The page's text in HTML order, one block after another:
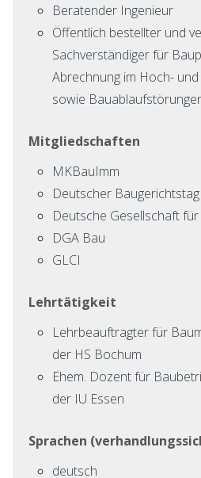
Beratender Ingenieur
Öffentlich bestellter und
Sachverständiger für
Abrechnung im Hoch-
sowie
Mitgliedschaften
MKBauImm
Deutscher Baugerichtstag
Deutsche Gesellschaft
DGA Bau
GLCI
Lehrtätigkeit
Lehrbeauftragter für
der HS Bochum
Ehem. Dozent für
der IU Essen
Sprachen
deutsch